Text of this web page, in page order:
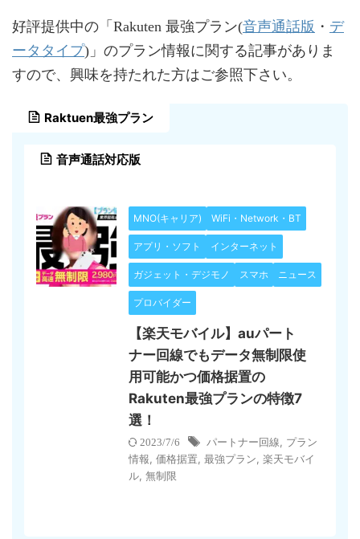
好評提供中の「Rakuten 最強プラン(音声通話版 ・ デ
ータタイプ)」のプラン情報に関する記事がありま
すので、興味を持たれた方はご参照下さい。
Raktuen最強プラン
音声通話対応版
MNO(キャリア) WiFi・Network・BT
アプリ・ソフト インターネット
ガジェット・デジモノ スマホ ニュース
プロバイダー
【楽天モバイル】auパート
ナー回線でもデータ無制限使
用可能かつ価格据置の
Rakuten最強プランの特徴7
選！
2023/7/6 パートナー回線
プラン
情報 価格据置 最強プラン 楽天モバイ
ル 無制限